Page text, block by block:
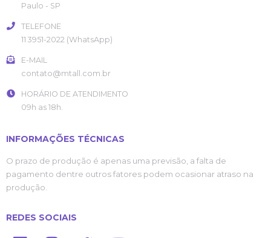
Paulo - SP
TELEFONE
11 3951-2022 (WhatsApp)
E-MAIL
contato@mtall.com.br
HORÁRIO DE ATENDIMENTO
09h as 18h.
INFORMAÇÕES TÉCNICAS
O prazo de produção é apenas uma previsão, a falta de
pagamento dentre outros fatores podem ocasionar atraso na
produção.
REDES SOCIAIS